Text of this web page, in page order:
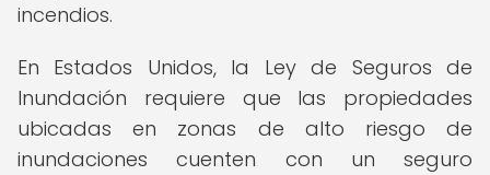
incendios.
En Estados Unidos, la Ley de Seguros de
Inundación requiere que las propiedades
ubicadas en zonas de alto riesgo de
inundaciones cuenten con un seguro